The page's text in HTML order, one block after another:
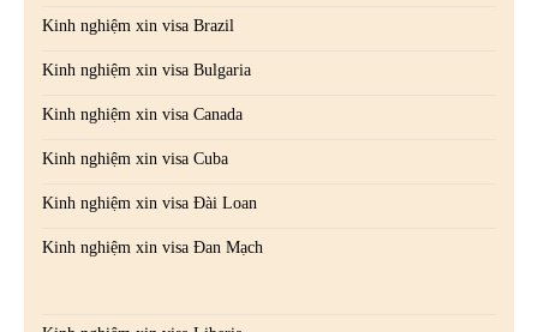
Kinh nghiệm xin visa Brazil
Kinh nghiệm xin visa Bulgaria
Kinh nghiệm xin visa Canada
Kinh nghiệm xin visa Cuba
Kinh nghiệm xin visa Đài Loan
Kinh nghiệm xin visa Đan Mạch